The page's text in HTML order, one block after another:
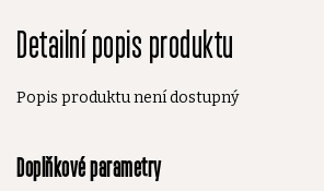
Detailní popis produktu
Popis produktu není dostupný
Doplňkové parametry